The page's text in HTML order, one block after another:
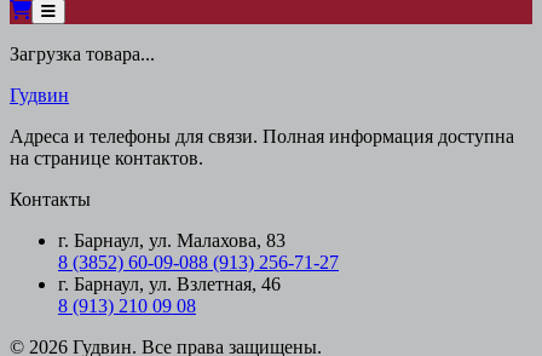
Загрузка товара...
Гудвин
Адреса и телефоны для связи. Полная информация доступна
на странице контактов.
Контакты
г. Барнаул, ул. Малахова, 83
8 (3852) 60-09-088 (913) 256-71-27
г. Барнаул, ул. Взлетная, 46
8 (913) 210 09 08
© 2026 Гудвин. Все права защищены.